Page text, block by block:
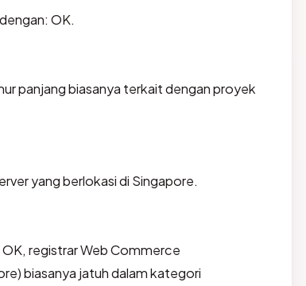
OK.
panjang biasanya terkait dengan proyek
yang berlokasi di Singapore.
registrar Web Commerce
biasanya jatuh dalam kategori